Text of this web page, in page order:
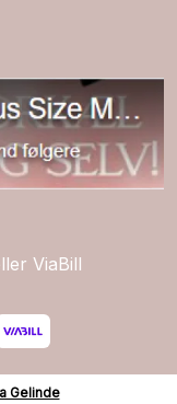
ViaBill
Gelinde